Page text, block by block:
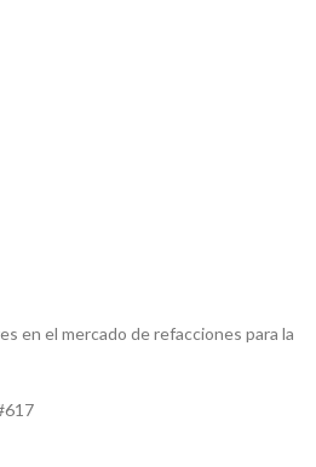
en el mercado de refacciones para la